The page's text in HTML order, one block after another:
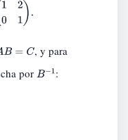
01
B=C
, y para
por B−1: